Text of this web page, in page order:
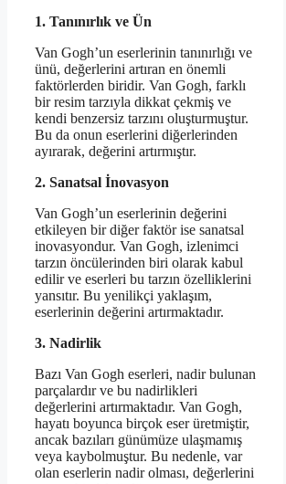
1. Tanınırlık ve Ün
Van Gogh’un eserlerinin tanınırlığı ve
ünü, değerlerini artıran en önemli
faktörlerden biridir. Van Gogh, farklı
bir resim tarzıyla dikkat çekmiş ve
kendi benzersiz tarzını oluşturmuştur.
Bu da onun eserlerini diğerlerinden
ayırarak, değerini artırmıştır.
2. Sanatsal İnovasyon
Van Gogh’un eserlerinin değerini
etkileyen bir diğer faktör ise sanatsal
inovasyondur. Van Gogh, izlenimci
tarzın öncülerinden biri olarak kabul
edilir ve eserleri bu tarzın özelliklerini
yansıtır. Bu yenilikçi yaklaşım,
eserlerinin değerini artırmaktadır.
3. Nadirlik
Bazı Van Gogh eserleri, nadir bulunan
parçalardır ve bu nadirlikleri
değerlerini artırmaktadır. Van Gogh,
hayatı boyunca birçok eser üretmiştir,
ancak bazıları günümüze ulaşmamış
veya kaybolmuştur. Bu nedenle, var
olan eserlerin nadir olması, değerlerini